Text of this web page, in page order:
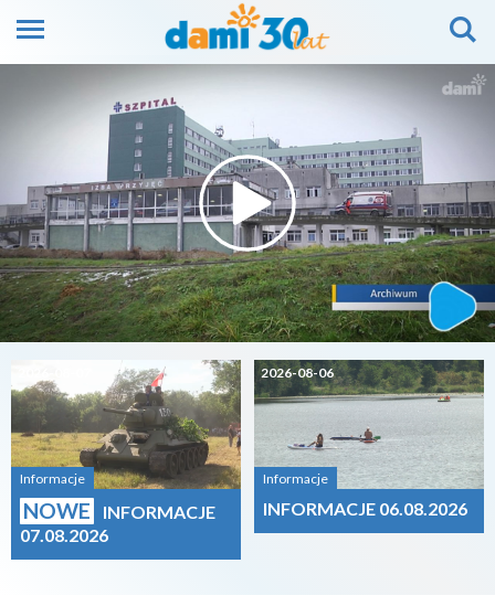
Informacje
NOWE
INFORMACJE
07.08.2026
2026-08-06
Informacje
INFORMACJE 06.08.2026